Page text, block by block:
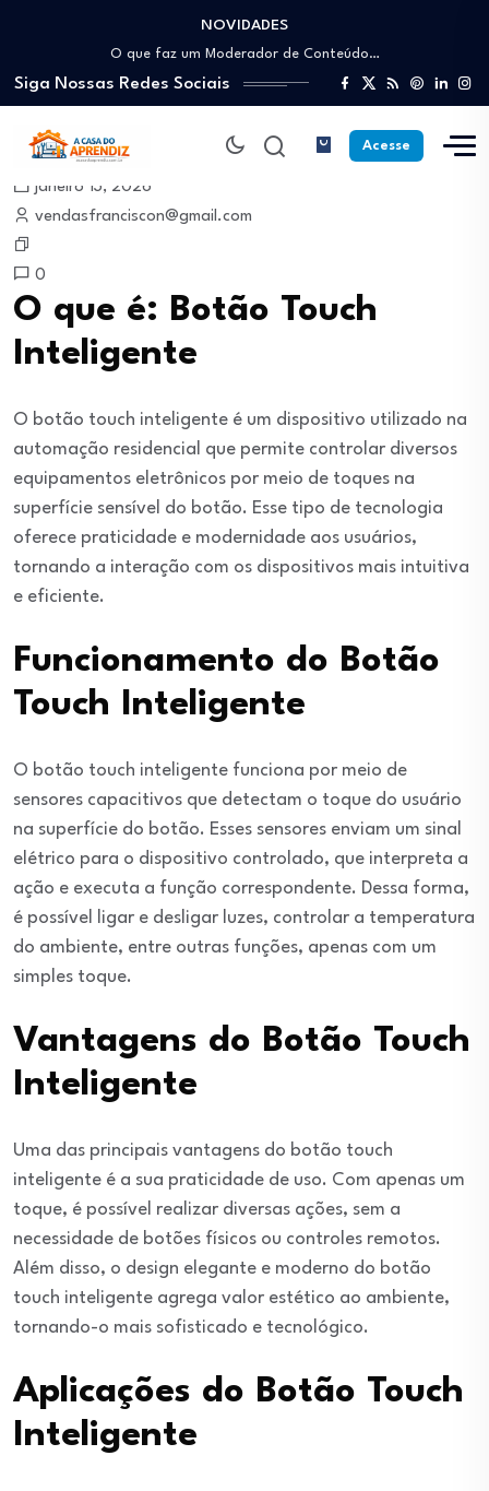
NOVIDADES
Como trabalhar como Estoquista: O guia para…
O que faz um Moderador de Conteúdo…
Como ser um Afiliado de Sucesso trabalhando…
Como dar Aulas Particulares Online e viver…
Profissão Instalador Solar: Como entrar no mercado…
Como trabalhar como Estoquista: O guia para…
O que faz um Moderador de Conteúdo…
Como ser um Afiliado de Sucesso trabalhando…
Siga Nossas Redes Sociais
Acesse
janeiro 13, 2026
vendasfranciscon@gmail.com
0
O que é: Botão Touch
Inteligente
O botão touch inteligente é um dispositivo utilizado na
automação residencial que permite controlar diversos
equipamentos eletrônicos por meio de toques na
superfície sensível do botão. Esse tipo de tecnologia
oferece praticidade e modernidade aos usuários,
tornando a interação com os dispositivos mais intuitiva
e eficiente.
Funcionamento do Botão
Touch Inteligente
O botão touch inteligente funciona por meio de
sensores capacitivos que detectam o toque do usuário
na superfície do botão. Esses sensores enviam um sinal
elétrico para o dispositivo controlado, que interpreta a
ação e executa a função correspondente. Dessa forma,
é possível ligar e desligar luzes, controlar a temperatura
do ambiente, entre outras funções, apenas com um
simples toque.
Vantagens do Botão Touch
Inteligente
Uma das principais vantagens do botão touch
inteligente é a sua praticidade de uso. Com apenas um
toque, é possível realizar diversas ações, sem a
necessidade de botões físicos ou controles remotos.
Além disso, o design elegante e moderno do botão
touch inteligente agrega valor estético ao ambiente,
tornando-o mais sofisticado e tecnológico.
Aplicações do Botão Touch
Inteligente